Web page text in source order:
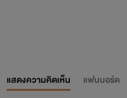
แสดงความคิดเห็น แฟนบอร์ด